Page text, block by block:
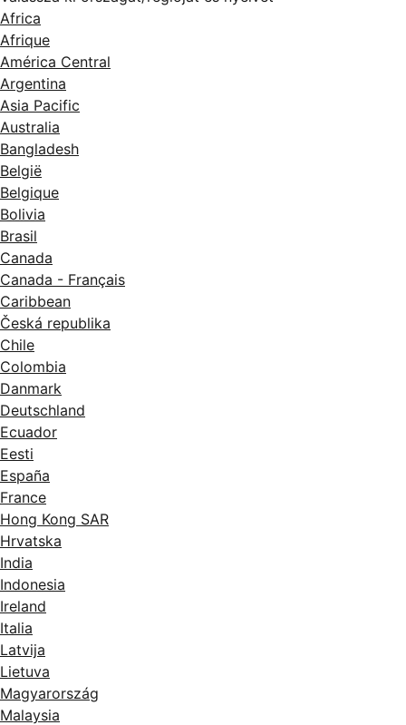
Africa
Afrique
América Central
Argentina
Asia Pacific
Australia
Bangladesh
België
Belgique
Bolivia
Brasil
Canada
Canada - Français
Caribbean
Česká republika
Chile
Colombia
Danmark
Deutschland
Ecuador
Eesti
España
France
Hong Kong SAR
Hrvatska
India
Indonesia
Ireland
Italia
Latvija
Lietuva
Magyarország
Malaysia